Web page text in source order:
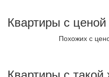
Квартиры с
Похожих с